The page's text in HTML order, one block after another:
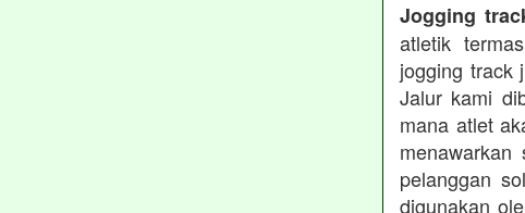
Jogging
atletik
jogging track
Jalur kami
mana atlet
pelanggan
digunakan